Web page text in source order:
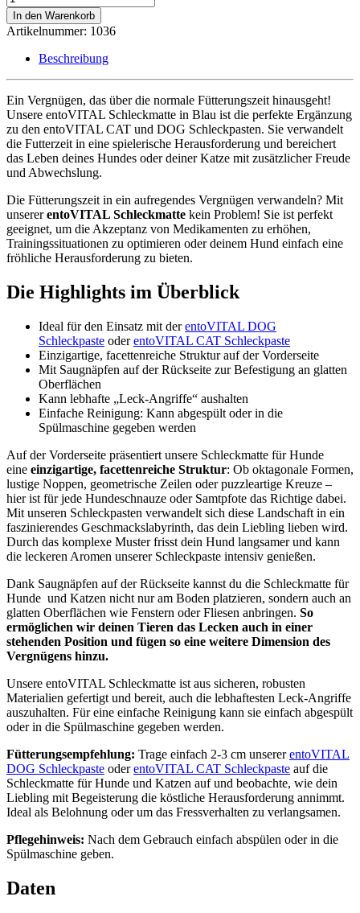
Schleckmatte,
1
Stück
Menge
In den Warenkorb
Artikelnummer: 1036
Beschreibung
Ein Vergnügen, das über die normale Fütterungszeit hinausgeht!
Unsere entoVITAL Schleckmatte in Blau ist die perfekte Ergänzung
zu den entoVITAL CAT und DOG Schleckpasten. Sie verwandelt
die Futterzeit in eine spielerische Herausforderung und bereichert
das Leben deines Hundes oder deiner Katze mit zusätzlicher Freude
und Abwechslung.
Die Fütterungszeit in ein aufregendes Vergnügen verwandeln? Mit
unsererentoVITAL Schleckmatte kein Problem! Sie ist perfekt
geeignet, um die Akzeptanz von Medikamenten zu erhöhen,
Trainingssituationen zu optimieren oder deinem Hund einfach eine
fröhliche Herausforderung zu bieten.
Die Highlights im Überblick
Ideal für den Einsatz mit derentoVITAL DOG
Schleckpaste oderentoVITAL CAT Schleckpaste
Einzigartige, facettenreiche Struktur auf der Vorderseite
Mit Saugnäpfen auf der Rückseite zur Befestigung an glatten
Oberflächen
Kann lebhafte „Leck-Angriffe“ aushalten
Einfache Reinigung: Kann abgespült oder in die
Spülmaschine gegeben werden
Auf der Vorderseite präsentiert unsere Schleckmatte für Hunde
eine einzigartige, facettenreiche Struktur: Ob oktagonale Formen,
lustige Noppen, geometrische Zeilen oder puzzleartige Kreuze –
hier ist für jede Hundeschnauze oder Samtpfote das Richtige dabei.
Mit unseren Schleckpasten verwandelt sich diese Landschaft in ein
faszinierendes Geschmackslabyrinth, das dein Liebling lieben wird.
Durch das komplexe Muster frisst dein Hund langsamer und kann
die leckeren Aromen unserer Schleckpaste intensiv genießen.
Dank Saugnäpfen auf der Rückseite kannst du die Schleckmatte für
Hunde und Katzen nicht nur am Boden platzieren, sondern auch an
glatten Oberflächen wie Fenstern oder Fliesen anbringen. So
ermöglichen wir deinen Tieren das Lecken auch in einer
stehenden Position und fügen so eine weitere Dimension des
Vergnügens hinzu.
Unsere entoVITAL Schleckmatte ist aus sicheren, robusten
Materialien gefertigt und bereit, auch die lebhaftesten Leck-Angriffe
auszuhalten. Für eine einfache Reinigung kann sie einfach abgespült
oder in die Spülmaschine gegeben werden.
Fütterungsempfehlung: Trage einfach 2-3 cm unsererentoVITAL
DOG Schleckpaste oderentoVITAL CAT Schleckpaste auf die
Schleckmatte für Hunde und Katzen auf und beobachte, wie dein
Liebling mit Begeisterung die köstliche Herausforderung annimmt.
Ideal als Belohnung oder um das Fressverhalten zu verlangsamen.
Pflegehinweis: Nach dem Gebrauch einfach abspülen oder in die
Spülmaschine geben.
Daten